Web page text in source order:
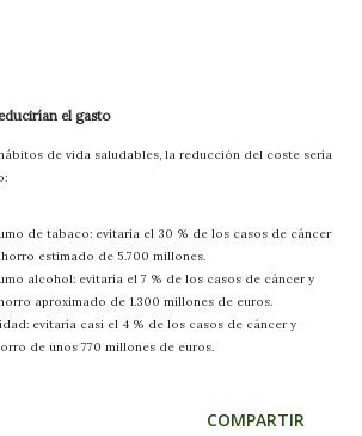
el gasto
de vida saludables, la reducción del coste sería
de tabaco: evitaría el 30 % de los casos de cáncer
estimado de 5.700 millones.
alcohol: evitaría el 7 % de los casos de cáncer y
aproximado de 1.300 millones de euros.
evitaría casi el 4 % de los casos de cáncer y
de unos 770 millones de euros.
COMPARTIR